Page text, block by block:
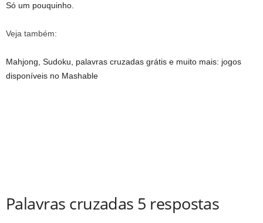
Só um pouquinho.
Veja também:
Mahjong, Sudoku, palavras cruzadas grátis e muito mais: jogos
disponíveis no Mashable
Palavras cruzadas 5 respostas